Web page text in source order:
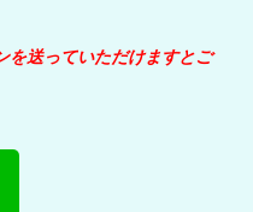
を送っていただけますとご